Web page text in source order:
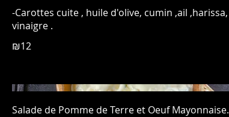
-Carottes cuite , huile d'olive, cumin ,ail ,harissa,
vinaigre .
₪12
Salade de Pomme de Terre et Oeuf Mayonnaise.